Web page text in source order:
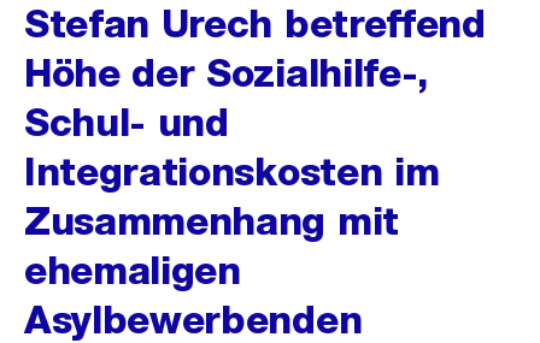
Stefan Urech betreffend
Höhe der Sozialhilfe-,
Schul- und
Integrationskosten im
Zusammenhang mit
ehemaligen
Asylbewerbenden